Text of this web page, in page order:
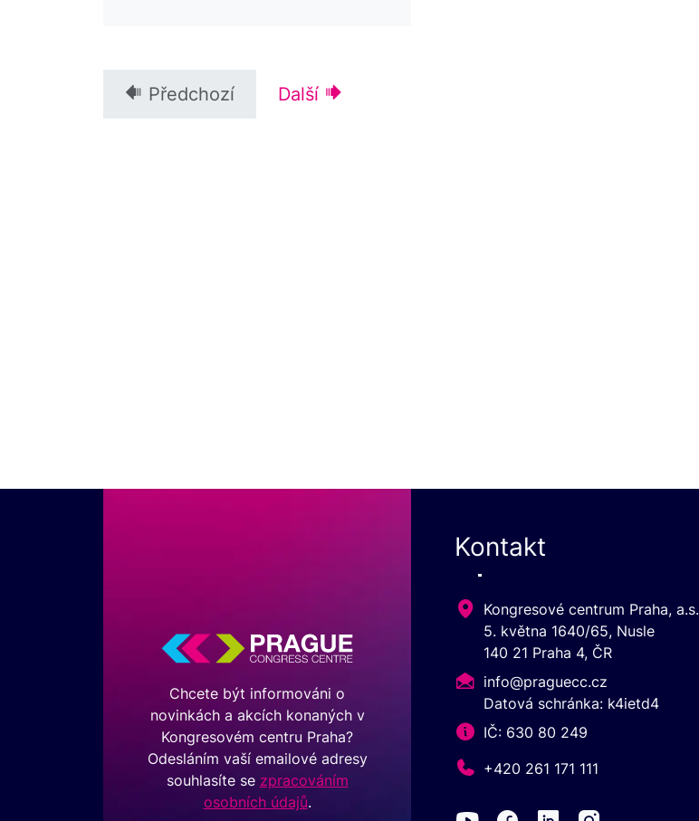
Předchozí Další
Chcete být informováni o
novinkách a akcích konaných v
Kongresovém centru Praha?
Odesláním vaší emailové adresy
souhlasíte se zpracováním
osobních údajů.
Kontakt
Kongresové centrum Praha, a.s.
5. května 1640/65, Nusle
140 21 Praha 4, ČR
info@praguecc.cz
Datová schránka: k4ietd4
IČ: 630 80 249
+420 261 171 111